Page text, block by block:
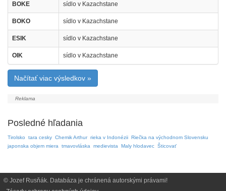
BOKE sídlo v Kazachstane
BOKO sídlo v Kazachstane
ESIK sídlo v Kazachstane
OIK sídlo v Kazachstane
Načítať viac výsledkov »
Posledné hľadania
Tirolsko tara cesky Chemik Arthur rieka v Indonézii Riečka na východnom Slovensku
japonska objem miera
tmavovláska medievista Maly hlodavec Šticovať
© Jozef Rusňák. Databáza je chránená autorskými právami!